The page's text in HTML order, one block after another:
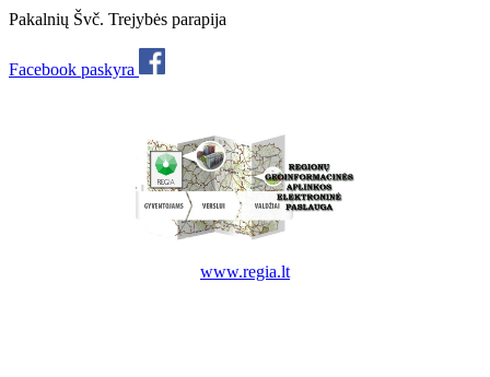
Pakalnių Švč. Trejybės parapija
Facebook paskyra
www.regia.lt